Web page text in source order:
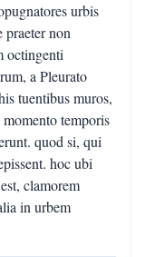
urbis
praeter non
octingenti
a Pleurato
tuentibus muros,
temporis
quod si, qui
hoc ubi
clamorem
in urbem